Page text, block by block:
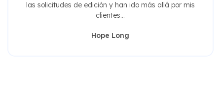
las solicitudes de edición y han ido más allá por mis
clientes...
Hope Long